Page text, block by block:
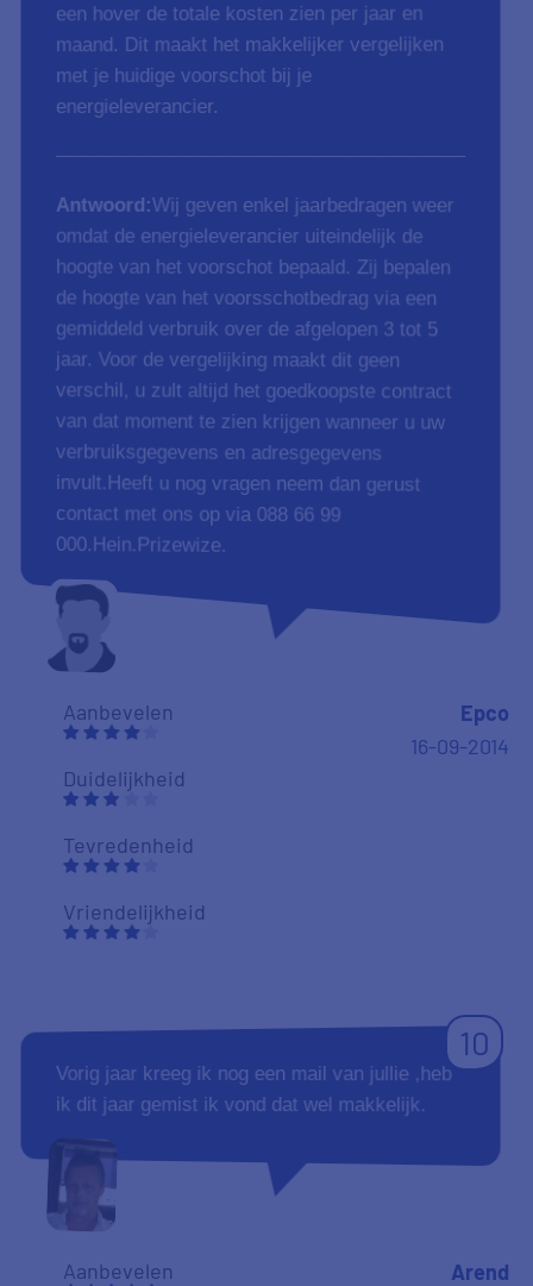
een hover de totale kosten zien per jaar en
maand. Dit maakt het makkelijker vergelijken
met je huidige voorschot bij je
energieleverancier.
Antwoord:Wij geven enkel jaarbedragen weer
omdat de energieleverancier uiteindelijk de
hoogte van het voorschot bepaald. Zij bepalen
de hoogte van het voorsschotbedrag via een
gemiddeld verbruik over de afgelopen 3 tot 5
jaar. Voor de vergelijking maakt dit geen
verschil, u zult altijd het goedkoopste contract
van dat moment te zien krijgen wanneer u uw
verbruiksgegevens en adresgegevens
invult.Heeft u nog vragen neem dan gerust
contact met ons op via 088 66 99
000.Hein.Prizewize.
Aanbevelen
Duidelijkheid
Tevredenheid
Vriendelijkheid
Epco
16-09-2014
10
Vorig jaar kreeg ik nog een mail van jullie ,heb
ik dit jaar gemist ik vond dat wel makkelijk.
Aanbevelen
Arend